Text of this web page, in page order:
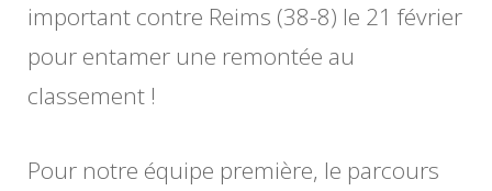
important contre Reims (38-8) le 21 février
pour entamer une remontée au
classement !
Pour notre équipe première, le parcours